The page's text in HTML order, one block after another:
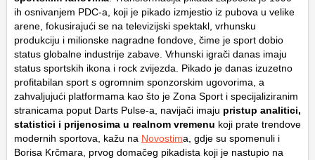
ih osnivanjem PDC-a, koji je pikado izmjestio iz pubova u velike
arene, fokusirajući se na televizijski spektakl, vrhunsku
produkciju i milionske nagradne fondove, čime je sport dobio
status globalne industrije zabave. Vrhunski igrači danas imaju
status sportskih ikona i rock zvijezda. Pikado je danas izuzetno
profitabilan sport s ogromnim sponzorskim ugovorima, a
zahvaljujući platformama kao što je Zona Sport i specijaliziranim
stranicama poput Darts Pulse-a, navijači imaju pristup analitici,
statistici i prijenosima u realnom vremenu koji prate trendove
modernih sportova, kažu na Novostima, gdje su spomenuli i
Borisa Krčmara, prvog domačeg pikadista koji je nastupio na